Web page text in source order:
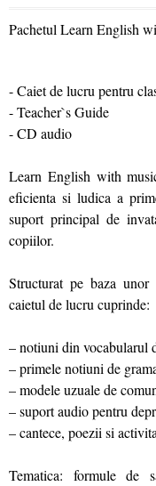
Pachetul Learn English
- Caiet de lucru pentru
- Teacher`s Guide
- CD audio
Learn English with
eficienta si ludica a
suport principal de
copiilor.
Structurat pe baza unor
caietul de lucru cuprinde:
– notiuni din vocabularul
– primele notiuni de
– modele uzuale de
– suport audio pentru
– cantece, poezii si
Tematica: formule de